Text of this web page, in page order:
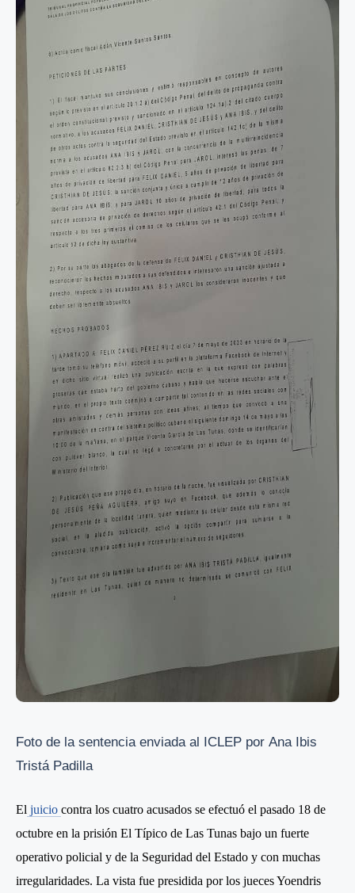
Foto de la sentencia enviada al ICLEP por Ana Ibis
Tristá Padilla
El juicio contra los cuatro acusados se efectuó el pasado 18 de
octubre en la prisión El Típico de Las Tunas bajo un fuerte
operativo policial y de la Seguridad del Estado y con muchas
irregularidades. La vista fue presidida por los jueces Yoendris